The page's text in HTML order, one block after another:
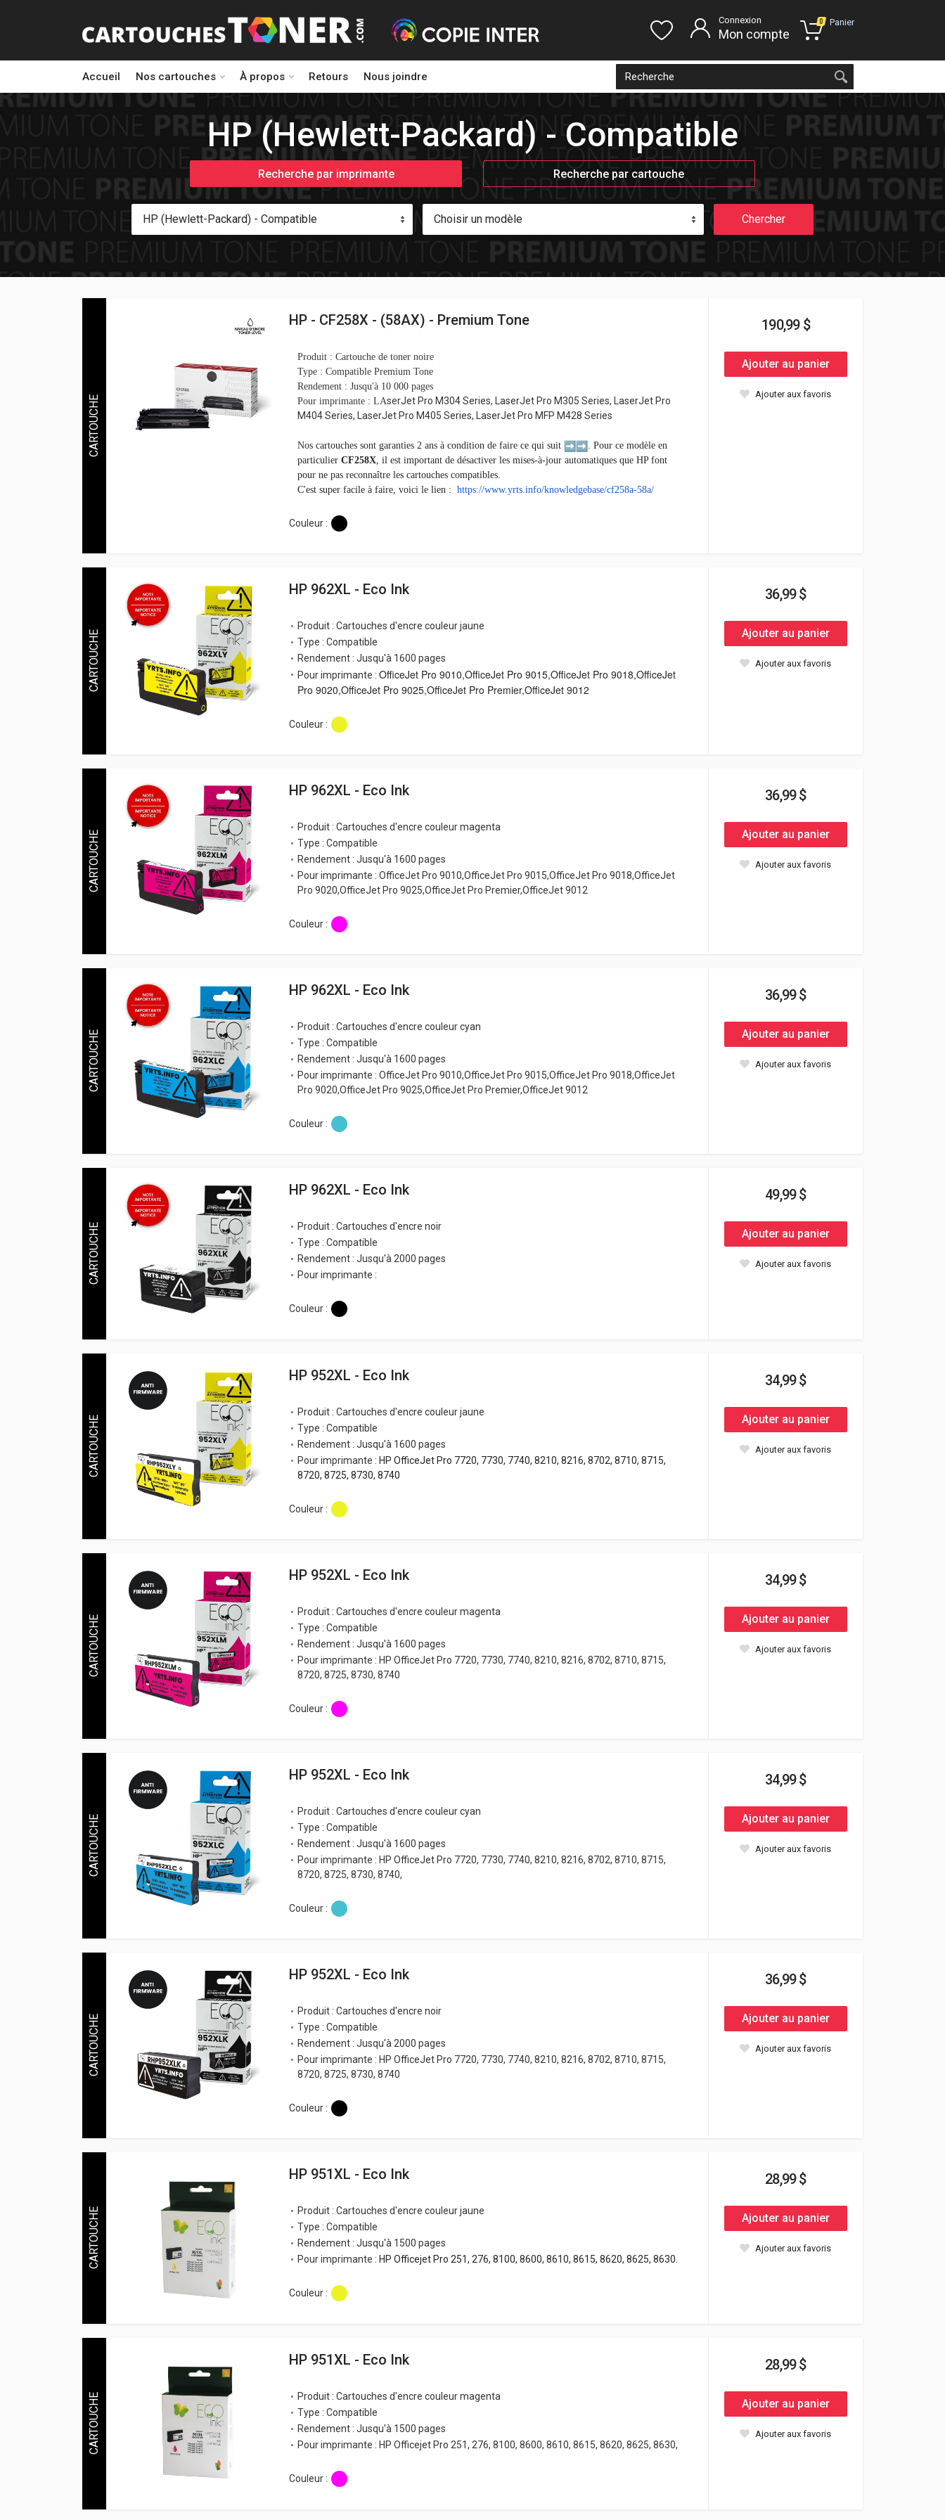
Accueil Nos cartouches À propos Retours Nous joindre
Connexion
Mon compte
0 Panier
HP (Hewlett-Packard) - Compatible
Recherche par imprimante Recherche par cartouche
HP (Hewlett-Packard) - Compatible Choisir un modèle Chercher
CARTOUCHE
HP - CF258X - (58AX) - Premium Tone
Produit : Cartouche de toner noire
Type : Compatible Premium Tone
Rendement : Jusqu'à 10 000 pages
Pour imprimante : LAserJet Pro M304 Series, LaserJet Pro M305 Series, LaserJet Pro
M404 Series, LaserJet Pro M405 Series, LaserJet Pro MFP M428 Series
Nos cartouches sont garanties 2 ans à condition de faire ce qui suit . Pour ce modèleen
particulier CF258X, il est important de désactiver les mises-à-jour automatiques que HP font
pour ne pas reconnaître les cartouches compatibles.
C'est super facile à faire, voici le lien : https://www.yrts.info/knowledgebase/cf258a-58a/
Couleur :
190,99 $
Ajouter au panier
Ajouter aux favoris
CARTOUCHE
HP 962XL - Eco Ink
Produit : Cartouches d'encre couleur jaune
Type : Compatible
Rendement : Jusqu'à 1600 pages
Pour imprimante : OfficeJet Pro 9010,OfficeJet Pro 9015,OfficeJet Pro 9018,OfficeJet
Pro 9020,OfficeJet Pro 9025,OfficeJet Pro Premier,OfficeJet 9012
Couleur :
36,99 $
Ajouter au panier
Ajouter aux favoris
CARTOUCHE
HP 962XL - Eco Ink
Produit : Cartouches d'encre couleur magenta
Type : Compatible
Rendement : Jusqu'à 1600 pages
Pour imprimante : OfficeJet Pro 9010,OfficeJet Pro 9015,OfficeJet Pro 9018,OfficeJet
Pro 9020,OfficeJet Pro 9025,OfficeJet Pro Premier,OfficeJet 9012
Couleur :
36,99 $
Ajouter au panier
Ajouter aux favoris
CARTOUCHE
HP 962XL - Eco Ink
Produit : Cartouches d'encre couleur cyan
Type : Compatible
Rendement : Jusqu'à 1600 pages
Pour imprimante : OfficeJet Pro 9010,OfficeJet Pro 9015,OfficeJet Pro 9018,OfficeJet
Pro 9020,OfficeJet Pro 9025,OfficeJet Pro Premier,OfficeJet 9012
Couleur :
36,99 $
Ajouter au panier
Ajouter aux favoris
CARTOUCHE
HP 962XL - Eco Ink
Produit : Cartouches d'encre noir
Type : Compatible
Rendement : Jusqu'à 2000 pages
Pour imprimante :
Couleur :
49,99 $
Ajouter au panier
Ajouter aux favoris
CARTOUCHE
HP 952XL - Eco Ink
Produit : Cartouches d'encre couleur jaune
Type : Compatible
Rendement : Jusqu'à 1600 pages
Pour imprimante : HP OfficeJet Pro 7720, 7730, 7740, 8210, 8216, 8702, 8710, 8715,
8720, 8725, 8730, 8740
Couleur :
34,99 $
Ajouter au panier
Ajouter aux favoris
CARTOUCHE
HP 952XL - Eco Ink
Produit : Cartouches d'encre couleur magenta
Type : Compatible
Rendement : Jusqu'à 1600 pages
Pour imprimante : HP OfficeJet Pro 7720, 7730, 7740, 8210, 8216, 8702, 8710, 8715,
8720, 8725, 8730, 8740
Couleur :
34,99 $
Ajouter au panier
Ajouter aux favoris
CARTOUCHE
HP 952XL - Eco Ink
Produit : Cartouches d'encre couleur cyan
Type : Compatible
Rendement : Jusqu'à 1600 pages
Pour imprimante : HP OfficeJet Pro 7720, 7730, 7740, 8210, 8216, 8702, 8710, 8715,
8720, 8725, 8730, 8740,
Couleur :
34,99 $
Ajouter au panier
Ajouter aux favoris
CARTOUCHE
HP 952XL - Eco Ink
Produit : Cartouches d'encre noir
Type : Compatible
Rendement : Jusqu'à 2000 pages
Pour imprimante : HP OfficeJet Pro 7720, 7730, 7740, 8210, 8216, 8702, 8710, 8715,
8720, 8725, 8730, 8740
Couleur :
36,99 $
Ajouter au panier
Ajouter aux favoris
CARTOUCHE
HP 951XL - Eco Ink
Produit : Cartouches d'encre couleur jaune
Type : Compatible
Rendement : Jusqu'à 1500 pages
Pour imprimante : HP Officejet Pro 251, 276, 8100, 8600, 8610, 8615, 8620, 8625, 8630.
Couleur :
28,99 $
Ajouter au panier
Ajouter aux favoris
CARTOUCHE
HP 951XL - Eco Ink
Produit : Cartouches d'encre couleur magenta
Type : Compatible
Rendement : Jusqu'à 1500 pages
Pour imprimante : HP Officejet Pro 251, 276, 8100, 8600, 8610, 8615, 8620, 8625, 8630,
Couleur :
28,99 $
Ajouter au panier
Ajouter aux favoris